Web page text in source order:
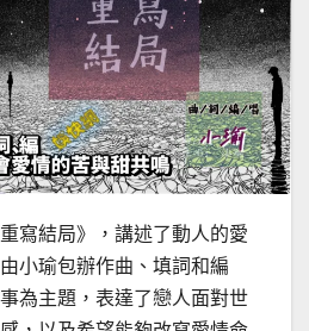
寫結局》，講述了動人的愛
小瑜包辦作曲、填詞和編
為主題，表達了戀人面對世